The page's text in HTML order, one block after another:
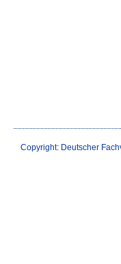
Copyright: Deutscher